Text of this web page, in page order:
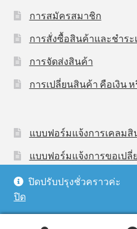
ปิดปรับปรุงชั่วคราวค่ะ
ปิด
การสมัครสมาชิก
การสั่งซื้อสินค้าและชำระ
การจัดส่งสินค้า
การเปลี่ยนสินค้า คือเงิน
แบบฟอร์มแจ้งการเคลมสิ
แบบฟอร์มแจ้งการขอเป
© MAVIGO TRADING 2026